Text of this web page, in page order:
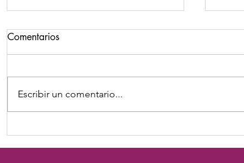
La Fuerza del Amor
Comentarios
Escribir un comentario...